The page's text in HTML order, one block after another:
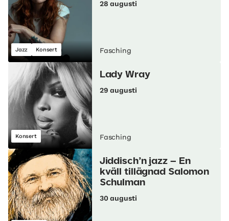
Jazz Konsert
28 augusti
Fasching
Konsert
Lady Wray
29 augusti
Fasching
Jiddisch’n jazz – En
kväll tillägnad Salomon
Schulman
30 augusti